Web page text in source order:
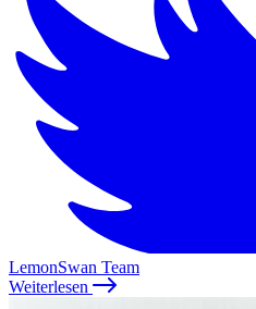
LemonSwan Team
Weiterlesen